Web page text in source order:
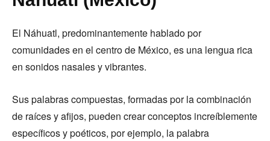
El Náhuatl, predominantemente hablado por
comunidades en el centro de México, es una lengua rica
en sonidos nasales y vibrantes.
Sus palabras compuestas, formadas por la combinación
de raíces y afijos, pueden crear conceptos increíblemente
específicos y poéticos, por ejemplo, la palabra